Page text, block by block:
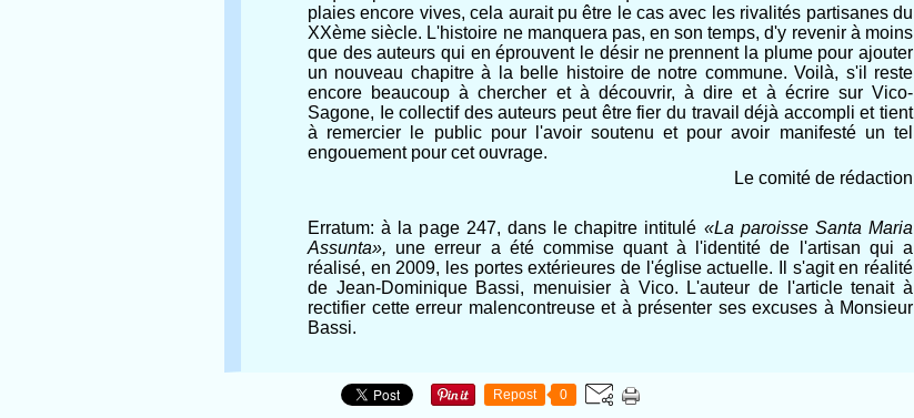
plaies encore vives, cela aurait pu être le cas avec les rivalités partisanes du
XXème siècle. L'histoire ne manquera pas, en son temps, d'y revenir à moins
que des auteurs qui en éprouvent le désir ne prennent la plume pour ajouter
un nouveau chapitre à la belle histoire de notre commune. Voilà, s'il reste
encore beaucoup à chercher et à découvrir, à dire et à écrire sur Vico-
Sagone, Ie collectif des auteurs peut être fier du travail déjà accompli et tient
à remercier le public pour l'avoir soutenu et pour avoir manifesté un tel
engouement pour cet ouvrage.
Le comité de rédaction
Erratum: à la page 247, dans le chapitre intitulé «La paroisse Santa Maria
Assunta», une erreur a été commise quant à l'identité de l'artisan qui a
réalisé, en 2009, les portes extérieures de l'église actuelle. Il s'agit en réalité
de Jean-Dominique Bassi, menuisier à Vico. L'auteur de l'article tenait à
rectifier cette erreur malencontreuse et à présenter ses excuses à Monsieur
Bassi.
Repost 0